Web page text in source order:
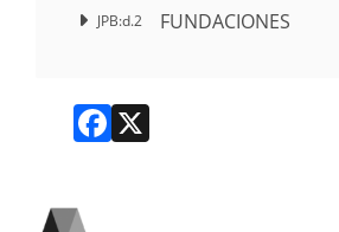
JPB:d.2 FUNDACIONES
Facebook